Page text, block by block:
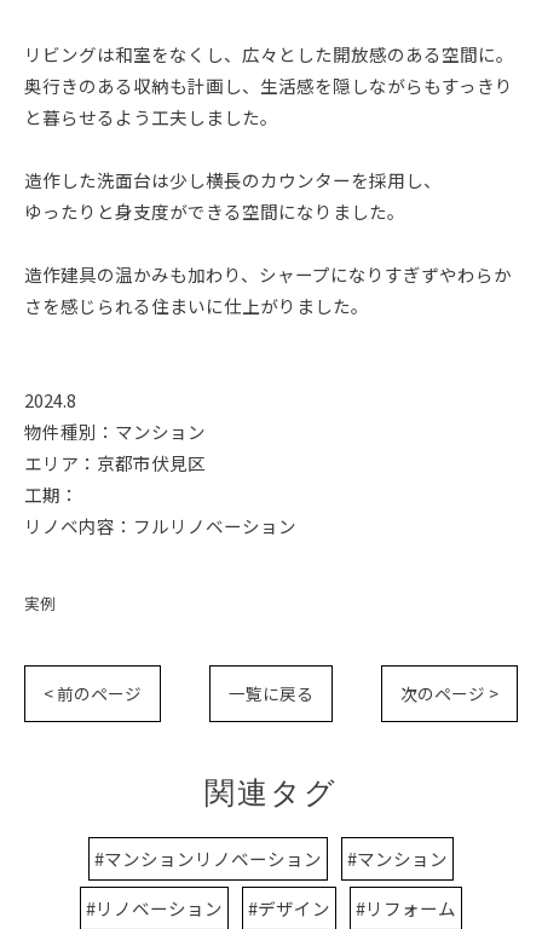
リビングは和室をなくし、広々とした開放感のある空間に。
奥行きのある収納も計画し、生活感を隠しながらもすっきり
と暮らせるよう工夫しました。
造作した洗面台は少し横長のカウンターを採用し、
ゆったりと身支度ができる空間になりました。
造作建具の温かみも加わり、シャープになりすぎずやわらか
さを感じられる住まいに仕上がりました。
2024.8
物件種別：マンション
エリア：京都市伏見区
工期：
リノベ内容：フルリノベーション
実例
< 前のページ 一覧に戻る 次のページ >
関連タグ
#マンションリノベーション
#マンション
#リノベーション
#デザイン #リフォーム
お問い合わせはこちら